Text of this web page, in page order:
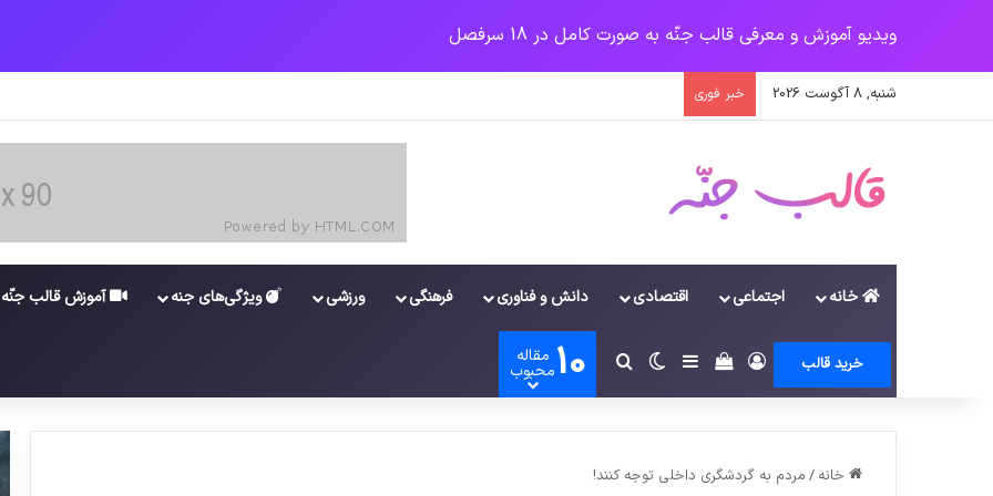
ویدیو آموزش و معرفی قالب جنّه به صورت کامل در 18 سرفصل
شنبه, 8 آگوست 2026 خبر فوری
خانه اجتماعی اقتصادی دانش و فناوری فرهنگی ورزشی ویژگی‌های جنه آموزش قالب جنّه
خرید قالب وروددیدن سبد خرید
سایدبارتغییر پوسته
جستجو برای
10 مقاله
محبوب
خانه / مردم به گردشگری داخلی توجه کنند!